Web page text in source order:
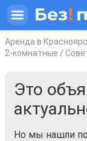
Аренда в
2-комнатные /
Это
Но мы нашли